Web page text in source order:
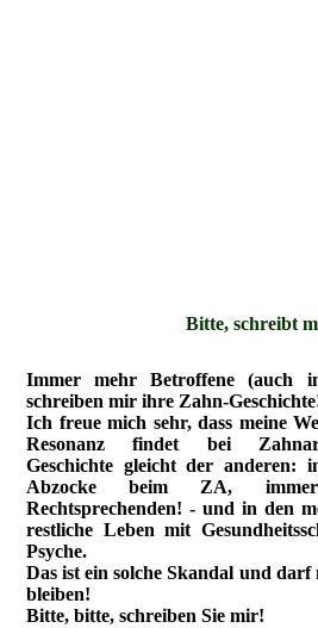
Bitte, schreibt
Immer mehr Betroffene (auch
schreiben mir ihre Zahn-
Ich freue mich sehr, dass meine
Resonanz findet bei
Geschichte gleicht der anderen:
Abzocke beim ZA,
Rechtsprechenden! - und in den
restliche Leben mit
Psyche.
Das ist ein solche Skandal und
bleiben!
Bitte, bitte, schreiben Sie mir!